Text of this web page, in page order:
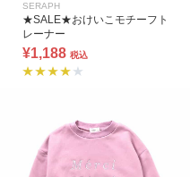
SERAPH
★SALE★おけいこモチーフト
レーナー
¥1,188 税込